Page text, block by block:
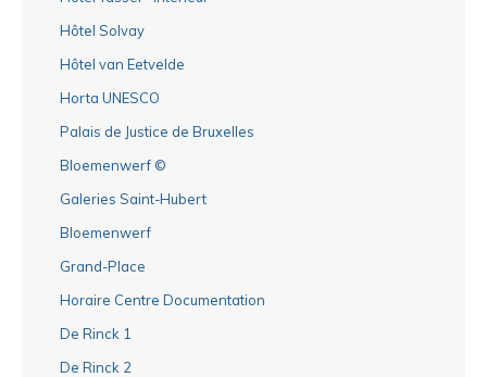
Hôtel Solvay
Hôtel van Eetvelde
Horta UNESCO
Palais de Justice de Bruxelles
Bloemenwerf ©
Galeries Saint-Hubert
Bloemenwerf
Grand-Place
Horaire Centre Documentation
De Rinck 1
De Rinck 2